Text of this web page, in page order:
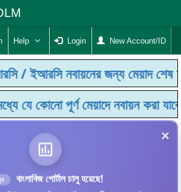
Help Login New Account/ID
/ ইআরসি নবায়নের জন্য মেয়াদ শেষ
যে কোনো পূর্ণ মেয়াদে নবায়ন করা
বাংলাবিজ পোর্টাল চালু হয়েছে!
×